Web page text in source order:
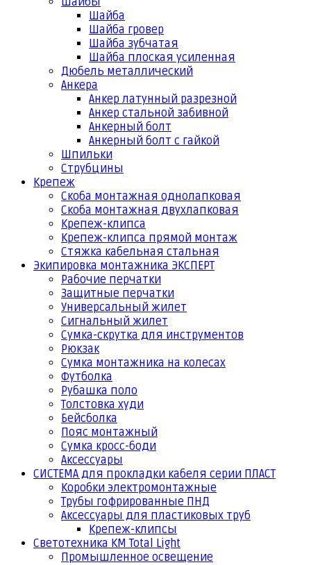
Шайба
Шайба гровер
Шайба зубчатая
Шайба плоская усиленная
Дюбель металлический
Анкера
Анкер латунный разрезной
Анкер стальной забивной
Анкерный болт
Анкерный болт с гайкой
Шпильки
Струбцины
Крепеж
Скоба монтажная однолапковая
Скоба монтажная двухлапковая
Крепеж-клипса
Крепеж-клипса прямой монтаж
Стяжка кабельная стальная
Экипировка монтажника ЭКСПЕРТ
Рабочие перчатки
Защитные перчатки
Универсальный жилет
Сигнальный жилет
Сумка-скрутка для инструментов
Рюкзак
Сумка монтажника на колесах
Футболка
Рубашка поло
Толстовка худи
Бейсболка
Пояс монтажный
Сумка кросс-боди
Аксессуары
СИСТЕМА для прокладки кабеля серии ПЛАСТ
Коробки электромонтажные
Трубы гофрированные ПНД
Аксессуары для пластиковых труб
Крепеж-клипсы
Светотехника КМ Total Light
Промышленное освещение